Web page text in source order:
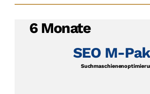
6 Monate
SEO M-Paket
Suchmaschienenoptimierung